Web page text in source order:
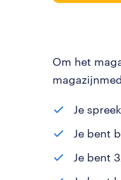
Om het
Je
Je bent
Je bent